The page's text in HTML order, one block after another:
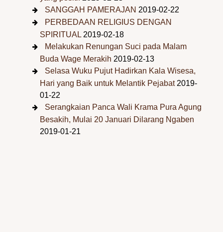
SANGGAH PAMERAJAN 2019-02-22
PERBEDAAN RELIGIUS DENGAN
SPIRITUAL 2019-02-18
Melakukan Renungan Suci pada Malam
Buda Wage Merakih 2019-02-13
Selasa Wuku Pujut Hadirkan Kala Wisesa,
Hari yang Baik untuk Melantik Pejabat 2019-
01-22
Serangkaian Panca Wali Krama Pura Agung
Besakih, Mulai 20 Januari Dilarang Ngaben
2019-01-21